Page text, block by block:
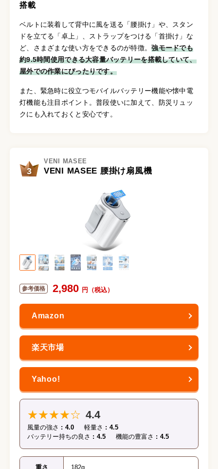
搭載
ベルトに装着して背中に風を送る「腰掛け」や、スタン
ドを立てる「卓上」、ストラップをつける「首掛け」な
ど、さまざまな使い方をできるのが特徴。強モードでも
約9.5時間使用できる大容量バッテリーを搭載していて、
屋外での作業にぴったりです。
また、緊急時に役立つモバイルバッテリー機能や懐中電
灯機能も注目ポイント。普段使いに加えて、防災リュッ
クにも入れておくと安心です。
3
VENI MASEE
VENI MASEE 腰掛け扇風機
2,980
★★★★☆ 4.4
風量の強さ 4.0 軽量さ
4.5
バッテリー持ちの良さ
4.5 機能の豊富さ 4.5
重さ 182g